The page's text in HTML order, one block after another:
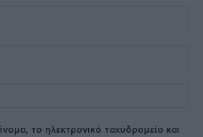
το ηλεκτρονικό ταχυδρομείο και